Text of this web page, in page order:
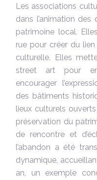
Les associations
dans l’animation
patrimoine local.
rue pour créer du
culturelle. Elles
street art pour
encourager
des bâtiments
lieux culturels
préservation du
de rencontre et
l’abandon a été
dynamique,
an, un exemple